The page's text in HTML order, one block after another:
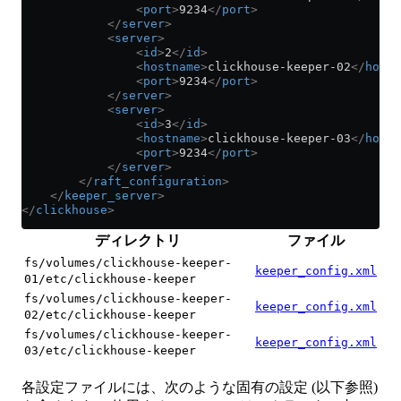
                <
port>9234</port>
            </
server>
            <
server>
                <
id>2</id>
                <
hostname>clickhouse-keeper-02</
                <
port>9234</port>
            </
server>
            <
server>
                <
id>3</id>
                <
hostname>clickhouse-keeper-03</
                <
port>9234</port>
            </
server>
        </
raft_configuration>
    </
keeper_server>
</clickhouse>
ディレクトリ ファイル
fs/volumes/clickhouse-keeper-
01/etc/clickhouse-keeper
keeper_config.xml
fs/volumes/clickhouse-keeper-
02/etc/clickhouse-keeper
keeper_config.xml
fs/volumes/clickhouse-keeper-
03/etc/clickhouse-keeper
keeper_config.xml
各設定ファイルには、次のような固有の設定 (以下参照)